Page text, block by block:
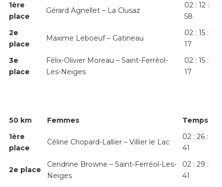
1ère
place
Gérard Agnellet – La Clusaz
02 : 12 :
58
2e
place
Maxime Leboeuf – Gatineau
02 : 15 :
17
3e
place
Félix-Olivier Moreau – Saint-Ferréol-
Les-Neiges
02 : 15 :
17
50 km Femmes
Temps
1ère
place
Céline Chopard-Lallier – Villier le Lac
02 : 26 :
41
2e place
Cendrine Browne – Saint-Ferréol-Les-
Neiges
02 : 29 :
41